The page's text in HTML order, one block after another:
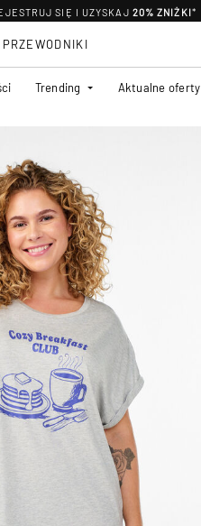
SIĘ I UZYSKAJ 20% ZNIŻKI*
Trending Aktualne oferty
PRZEWODNIKI